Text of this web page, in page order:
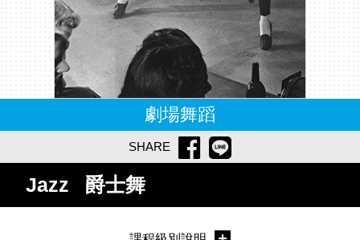
劇場舞蹈
SHARE
Jazz 爵士舞